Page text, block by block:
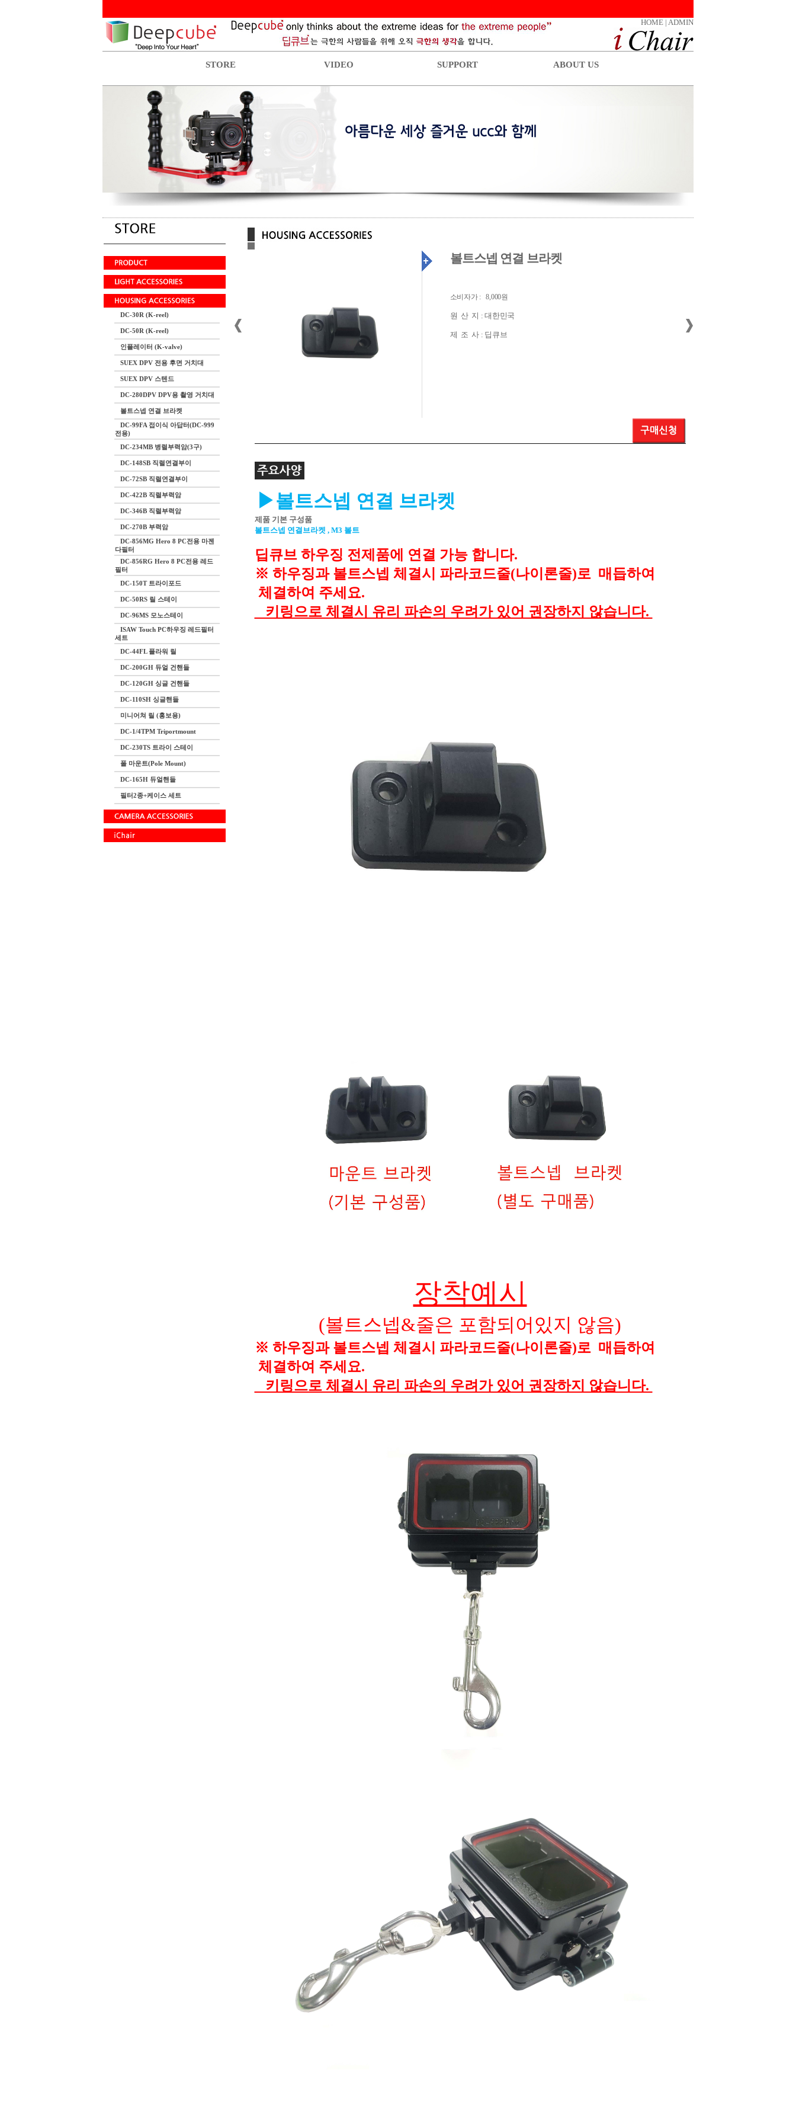
HOME | ADMIN
STORE VIDEO SUPPORT ABOUT US
DC-30R (K-reel)
DC-50R (K-reel)
인플레이터 (K-valve)
SUEX DPV 전용 후면 거치대
SUEX DPV 스텐드
DC-280DPV DPV용 촬영 거치대
볼트스넵 연결 브라켓
DC-99FA 접이식 아답터(DC-999
전용)
DC-234MB 병렬부력암(3구)
DC-148SB 직렬연결부이
DC-72SB 직렬연결부이
DC-422B 직렬부력암
DC-346B 직렬부력암
DC-270B 부력암
DC-856MG Hero 8 PC전용 마젠
다필터
DC-856RG Hero 8 PC전용 레드
필터
DC-150T 트라이포드
DC-50RS 릴 스테이
DC-96MS 모노스테이
ISAW Touch PC하우징 레드필터
세트
DC-44FL 플라워 릴
DC-200GH 듀얼 건핸들
DC-120GH 싱글 건핸들
DC-110SH 싱글핸들
미니어쳐 릴 (홍보용)
DC-1/4TPM Triportmount
DC-230TS 트라이 스테이
폴 마운트(Pole Mount)
DC-165H 듀얼핸들
필터2종+케이스 세트
볼트스넵 연결 브라켓
소비자가 : 8,000원
원 산 지 : 대한민국
제 조 사 : 딥큐브
▶볼트스넵 연결 브라켓
제품 기본 구성품
볼트스넵 연결브라켓 , M3 볼트
딥큐브 하우징 전제품에 연결 가능 합니다.
※ 하우징과 볼트스넵 체결시 파라코드줄(나이론줄)로 매듭하여
체결하여 주세요.
키링으로 체결시 유리 파손의 우려가 있어 권장하지 않습니다.
장착예시
(볼트스넵&줄은 포함되어있지 않음)
※ 하우징과 볼트스넵 체결시 파라코드줄(나이론줄)로 매듭하여
체결하여 주세요.
키링으로 체결시 유리 파손의 우려가 있어 권장하지 않습니다.